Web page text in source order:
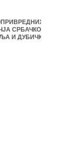
СРБАЧКО-
И ДУБИЧКЕ